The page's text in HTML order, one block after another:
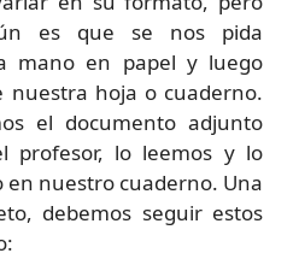
es que se nos pida
mano en papel y luego
hoja o cuaderno.
el documento adjunto
profesor, lo leemos y lo
en nuestro cuaderno. Una
debemos seguir estos